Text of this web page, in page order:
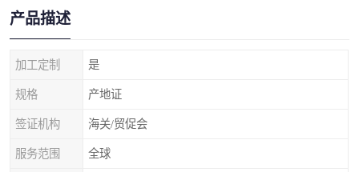
产品描述
加工定制 是
规格 产地证
签证机构 海关/贸促会
服务范围 全球